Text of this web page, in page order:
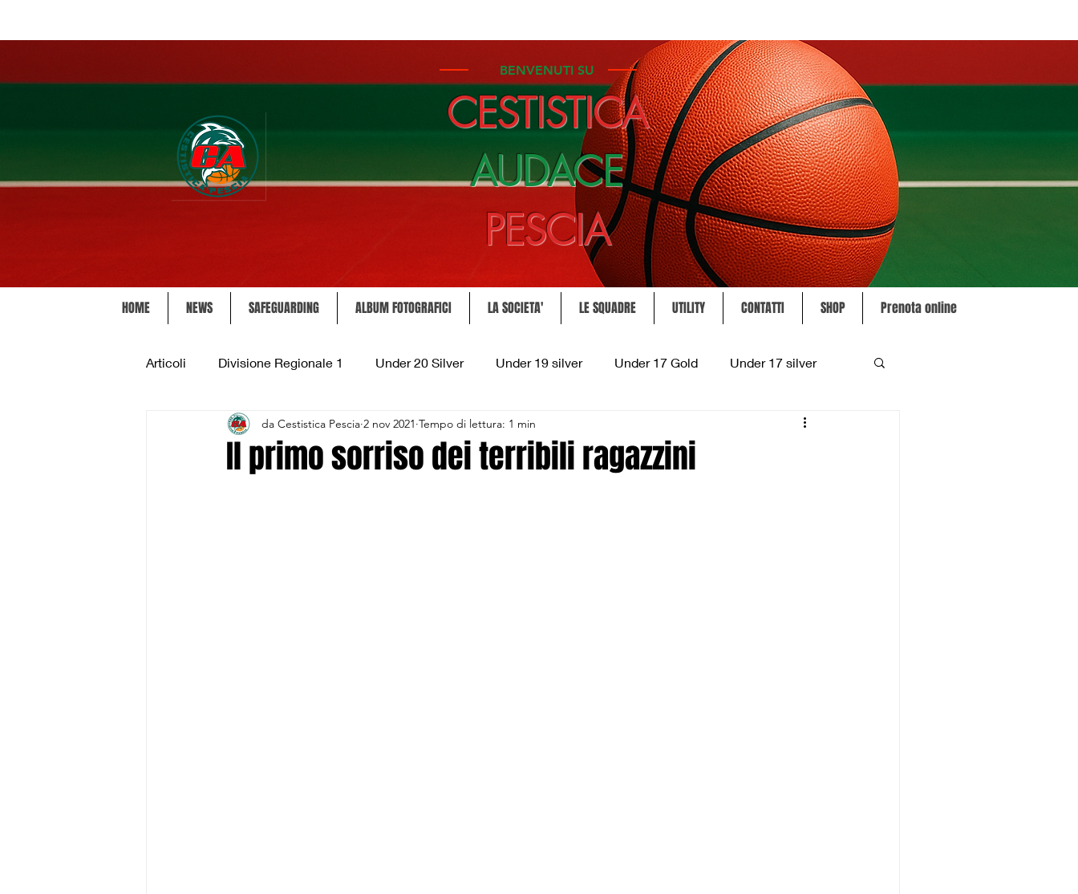
BENVENUTI SU
CESTISTICA
AUDACE
PESCIA
HOME NEWS SAFEGUARDING ALBUM FOTOGRAFICI LA SOCIETA' LE SQUADRE UTILITY CONTATTI SHOP Prenota online
Articoli Divisione Regionale 1 Under 20 Silver Under 19 silver Under 17 Gold Under 17 silver
Under 15 Silver Under 14 Silver Under 13 Silver
Il primo sorriso dei terribili ragazzini
da Cestistica Pescia 2 nov 2021 Tempo di lettura: 1 min